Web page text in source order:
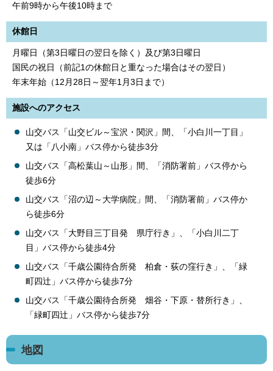
午前9時から午後10時まで
休館日
月曜日（第3日曜日の翌日を除く）及び第3日曜日
国民の祝日（前記1の休館日と重なった場合はその翌日）
年末年始（12月28日～翌年1月3日まで）
施設へのアクセス
山交バス「山交ビル～宝沢・関沢」間、「小白川一丁目」
又は「八小南」バス停から徒歩3分
山交バス「高松葉山～山形」間、「消防署前」バス停から
徒歩6分
山交バス「沼の辺～大学病院」間、「消防署前」バス停か
ら徒歩6分
山交バス「大野目三丁目発 県庁行き」、「小白川二丁
目」バス停から徒歩4分
山交バス「千歳公園待合所発 柏倉・荻の窪行き」、「緑
町四辻」バス停から徒歩7分
山交バス「千歳公園待合所発 畑谷・下原・替所行き」、
「緑町四辻」バス停から徒歩7分
地図